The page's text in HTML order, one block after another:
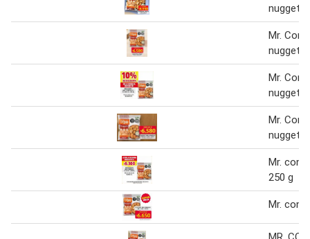
nuggets
Mr.
nuggets
Mr.
nuggets
Mr.
nuggets
Mr.
250 g
Mr.